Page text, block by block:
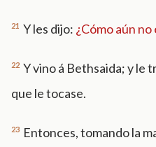
21 Y les dijo: ¿Cómo aún
22 Y vino á Bethsaida; y le
que le tocase.
23 Entonces, tomando la